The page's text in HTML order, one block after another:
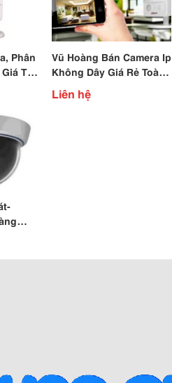
Phân
Tốt
Vũ Hoàng Bán Camera Ip
Không Dây Giá Rẻ Toàn
Quốc, Bảo Hành Chính
Hãng.
Liên hệ